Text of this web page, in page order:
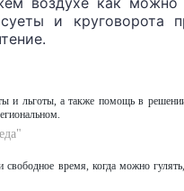
и круговорота
и льготы, а также помощь в
время, когда можно